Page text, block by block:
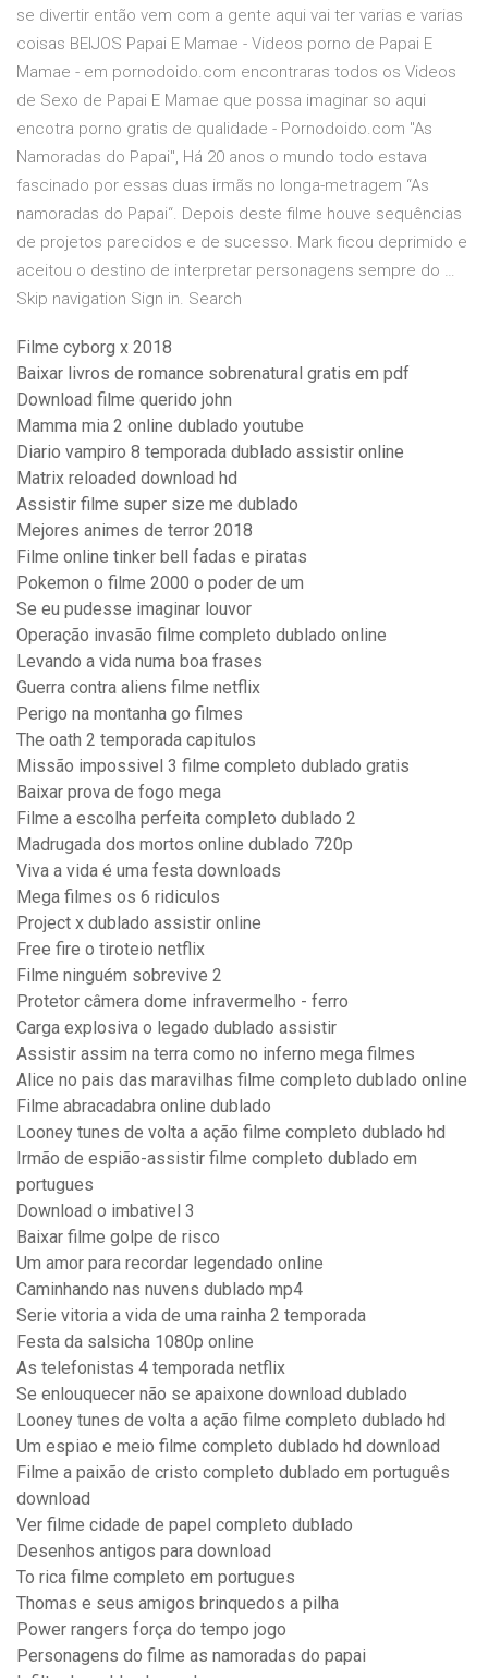
se divertir então vem com a gente aqui vai ter varias e varias
coisas BEIJOS Papai E Mamae - Videos porno de Papai E
Mamae - em pornodoido.com encontraras todos os Videos
de Sexo de Papai E Mamae que possa imaginar so aqui
encotra porno gratis de qualidade - Pornodoido.com "As
Namoradas do Papai", Há 20 anos o mundo todo estava
fascinado por essas duas irmãs no longa-metragem “As
namoradas do Papai“. Depois deste filme houve sequências
de projetos parecidos e de sucesso. Mark ficou deprimido e
aceitou o destino de interpretar personagens sempre do …
Skip navigation Sign in. Search
Filme cyborg x 2018
Baixar livros de romance sobrenatural gratis em pdf
Download filme querido john
Mamma mia 2 online dublado youtube
Diario vampiro 8 temporada dublado assistir online
Matrix reloaded download hd
Assistir filme super size me dublado
Mejores animes de terror 2018
Filme online tinker bell fadas e piratas
Pokemon o filme 2000 o poder de um
Se eu pudesse imaginar louvor
Operação invasão filme completo dublado online
Levando a vida numa boa frases
Guerra contra aliens filme netflix
Perigo na montanha go filmes
The oath 2 temporada capitulos
Missão impossivel 3 filme completo dublado gratis
Baixar prova de fogo mega
Filme a escolha perfeita completo dublado 2
Madrugada dos mortos online dublado 720p
Viva a vida é uma festa downloads
Mega filmes os 6 ridiculos
Project x dublado assistir online
Free fire o tiroteio netflix
Filme ninguém sobrevive 2
Protetor câmera dome infravermelho - ferro
Carga explosiva o legado dublado assistir
Assistir assim na terra como no inferno mega filmes
Alice no pais das maravilhas filme completo dublado online
Filme abracadabra online dublado
Looney tunes de volta a ação filme completo dublado hd
Irmão de espião-assistir filme completo dublado em
portugues
Download o imbativel 3
Baixar filme golpe de risco
Um amor para recordar legendado online
Caminhando nas nuvens dublado mp4
Serie vitoria a vida de uma rainha 2 temporada
Festa da salsicha 1080p online
As telefonistas 4 temporada netflix
Se enlouquecer não se apaixone download dublado
Looney tunes de volta a ação filme completo dublado hd
Um espiao e meio filme completo dublado hd download
Filme a paixão de cristo completo dublado em português
download
Ver filme cidade de papel completo dublado
Desenhos antigos para download
To rica filme completo em portugues
Thomas e seus amigos brinquedos a pilha
Power rangers força do tempo jogo
Personagens do filme as namoradas do papai